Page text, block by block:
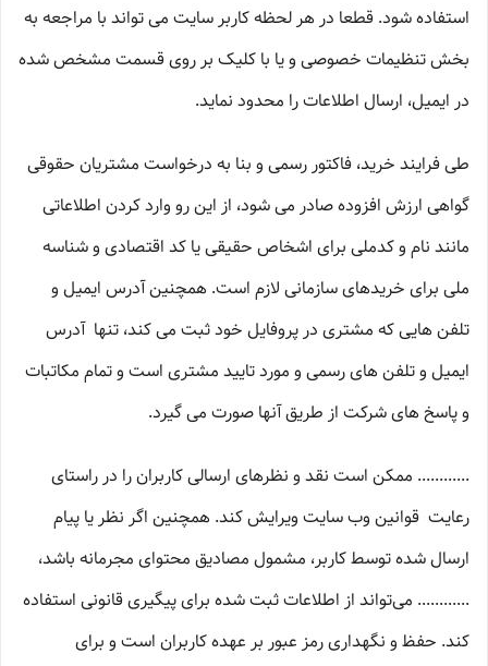
استفاده شود. قطعا در هر لحظه کاربر سایت می تواند با مراجعه به
بخش تنظیمات خصوصی و یا با کلیک بر روی قسمت مشخص شده
در ایمیل، ارسال اطلاعات را محدود نماید.
طی فرایند خرید، فاکتور رسمی و بنا به درخواست مشتریان حقوقی
گواهی ارزش افزوده صادر می شود، از این رو وارد کردن اطلاعاتی
مانند نام و کدملی برای اشخاص حقیقی یا کد اقتصادی و شناسه
ملی برای خریدهای سازمانی لازم است. همچنین آدرس ایمیل و
تلفن هایی که مشتری در پروفایل خود ثبت می­ کند، تنها آدرس
ایمیل و تلفن­ های رسمی و مورد تایید مشتری است و تمام مکاتبات
و پاسخ های شرکت از طریق آنها صورت می گیرد.
............ ممکن است نقد و نظرهای ارسالی کاربران را در راستای
رعایت قوانین وب سایت ویرایش کند. همچنین اگر نظر یا پیام
ارسال شده توسط کاربر، مشمول مصادیق محتوای مجرمانه باشد،
............ می‌تواند از اطلاعات ثبت شده برای پیگیری قانونی استفاده
کند. حفظ و نگهداری رمز عبور بر عهده کاربران است و برای